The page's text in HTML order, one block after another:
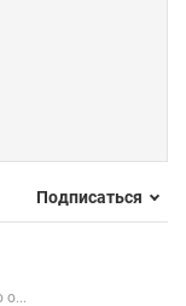
Подписаться
о...